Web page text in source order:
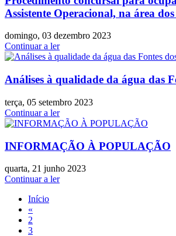
Assistente Operacional, na área
domingo, 03 dezembro 2023
Continuar a ler
Análises à qualidade da água das
terça, 05 setembro 2023
Continuar a ler
INFORMAÇÃO À POPULAÇÃO
quarta, 21 junho 2023
Continuar a ler
Início
«
2
3